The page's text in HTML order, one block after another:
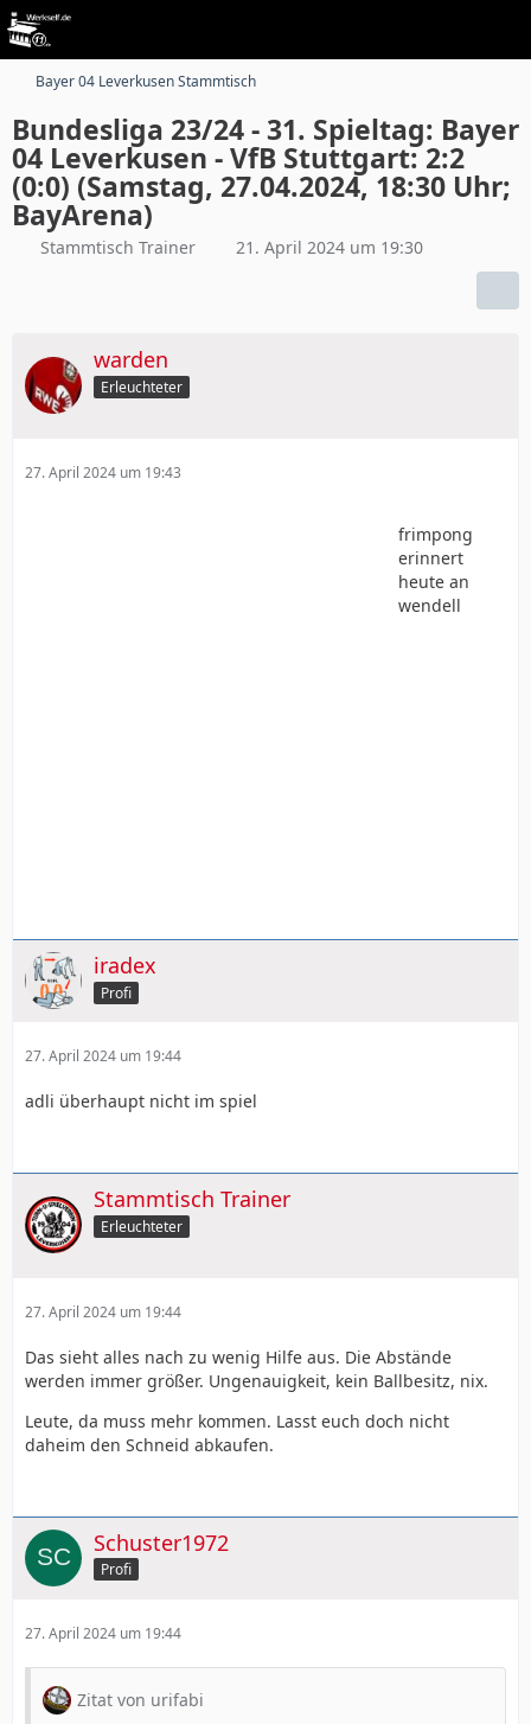
Bayer 04 Leverkusen Stammtisch
Bundesliga 23/24 - 31. Spieltag: Bayer
04 Leverkusen - VfB Stuttgart: 2:2
(0:0) (Samstag, 27.04.2024, 18:30 Uhr;
BayArena)
Stammtisch Trainer 21. April 2024 um 19:30
warden
Erleuchteter
27. April 2024 um 19:43
frimpong
erinnert
heute an
wendell
iradex
Profi
27. April 2024 um 19:44
adli überhaupt nicht im spiel
Stammtisch Trainer
Erleuchteter
27. April 2024 um 19:44
Das sieht alles nach zu wenig Hilfe aus. Die Abstände
werden immer größer. Ungenauigkeit, kein Ballbesitz, nix.
Leute, da muss mehr kommen. Lasst euch doch nicht
daheim den Schneid abkaufen.
Schuster1972
Profi
27. April 2024 um 19:44
Zitat von urifabi